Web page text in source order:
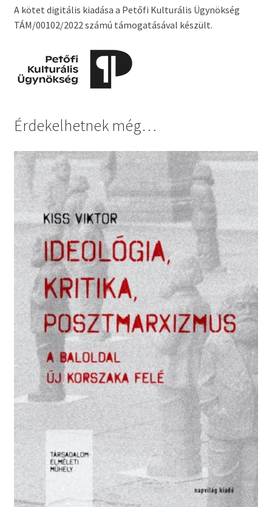
A kötet digitális kiadása a Petőfi Kulturális Ügynökség
TÁM/00102/2022 számú támogatásával készült.
Érdekelhetnek még…